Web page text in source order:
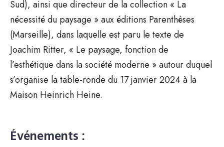
Sud), ainsi que directeur de la collection « La
nécessité du paysage » aux éditions Parenthèses
(Marseille), dans laquelle est paru le texte de
Joachim Ritter, « Le paysage, fonction de
l’esthétique dans la société moderne » autour duquel
s’organise la table-ronde du 17 janvier 2024 à la
Maison Heinrich Heine.
Événements :